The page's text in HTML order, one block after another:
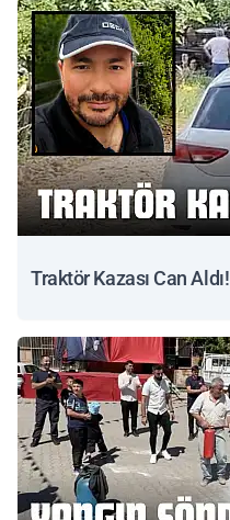
Traktör Kazası Can Aldı!